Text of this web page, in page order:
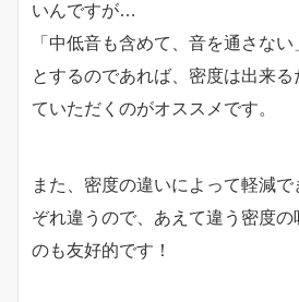
いんですが…
「中低音も含めて、音を通さな
とするのであれば、密度は出来
ていただくのがオススメです。
また、密度の違いによって軽減
ぞれ違うので、あえて違う密度の
のも友好的です！